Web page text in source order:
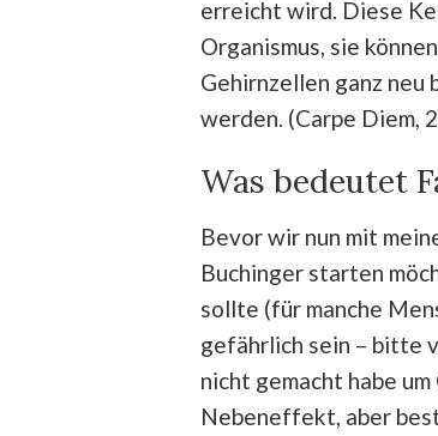
erreicht wird. Diese
Organismus, sie
Gehirnzellen ganz
werden. (Carpe Diem,
Was bedeutet
Bevor wir nun mit
Buchinger starten
sollte (für manche
gefährlich sein – bitte
nicht gemacht habe
Nebeneffekt, aber